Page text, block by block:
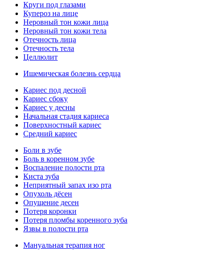
Круги под глазами
Купероз на лице
Неровный тон кожи лица
Неровный тон кожи тела
Отечность лица
Отечность тела
Целлюлит
Ишемическая болезнь сердца
Кариес под десной
Кариес сбоку
Кариес у десны
Начальная стадия кариеса
Поверхностный кариес
Средний кариес
Боли в зубе
Боль в коренном зубе
Воспаление полости рта
Киста зуба
Неприятный запах изо рта
Опухоль дёсен
Опущение десен
Потеря коронки
Потеря пломбы коренного зуба
Язвы в полости рта
Мануальная терапия ног